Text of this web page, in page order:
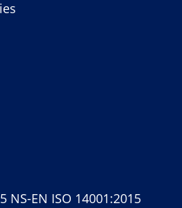
NS-EN ISO 14001:2015